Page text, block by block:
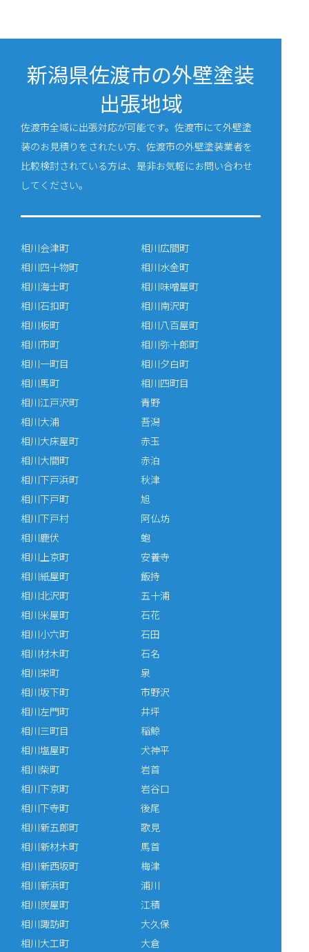
新潟県佐渡市の外壁塗装
出張地域
佐渡市全域に出張対応が可能です。佐渡市にて外壁塗
装のお見積りをされたい方、佐渡市の外壁塗装業者を
比較検討されている方は、是非お気軽にお問い合わせ
してください。
相川会津町
相川四十物町
相川海士町
相川石扣町
相川板町
相川市町
相川一町目
相川馬町
相川江戸沢町
相川大浦
相川大床屋町
相川大間町
相川下戸浜町
相川下戸町
相川下戸村
相川鹿伏
相川上京町
相川紙屋町
相川北沢町
相川米屋町
相川小六町
相川材木町
相川栄町
相川坂下町
相川左門町
相川三町目
相川塩屋町
相川柴町
相川下京町
相川下寺町
相川新五郎町
相川新材木町
相川新西坂町
相川新浜町
相川炭屋町
相川諏訪町
相川大工町
相川広間町
相川水金町
相川味噌屋町
相川南沢町
相川八百屋町
相川弥十郎町
相川夕白町
相川四町目
青野
吾潟
赤玉
赤泊
秋津
旭
阿仏坊
蚫
安養寺
飯持
五十浦
石花
石田
石名
泉
市野沢
井坪
稲鯨
犬神平
岩首
岩谷口
後尾
歌見
馬首
梅津
浦川
江積
大久保
大倉